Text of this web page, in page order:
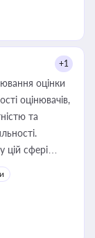
+1
оцінки
оцінювачів,
та
цій сфері
або
оренди